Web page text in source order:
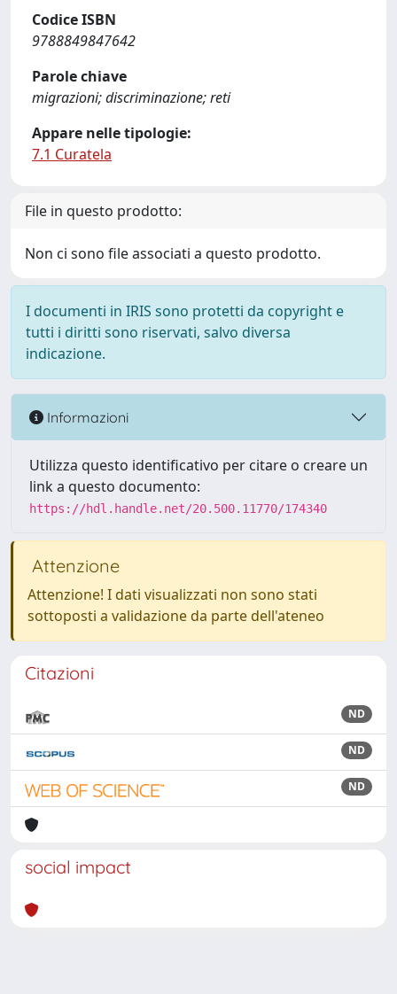
Codice ISBN
9788849847642
Parole chiave
migrazioni; discriminazione; reti
Appare nelle tipologie:
7.1 Curatela
File in questo prodotto:
Non ci sono file associati a questo prodotto.
I documenti in IRIS sono protetti da copyright e
tutti i diritti sono riservati, salvo diversa
indicazione.
Informazioni
Utilizza questo identificativo per citare o creare un
link a questo documento:
https://hdl.handle.net/20.500.11770/174340
Attenzione
Attenzione! I dati visualizzati non sono stati
sottoposti a validazione da parte dell'ateneo
Citazioni
ND
ND
ND
social impact